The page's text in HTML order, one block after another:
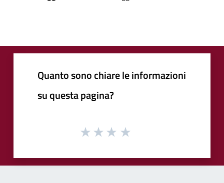
Quanto sono chiare le informazioni
su questa pagina?